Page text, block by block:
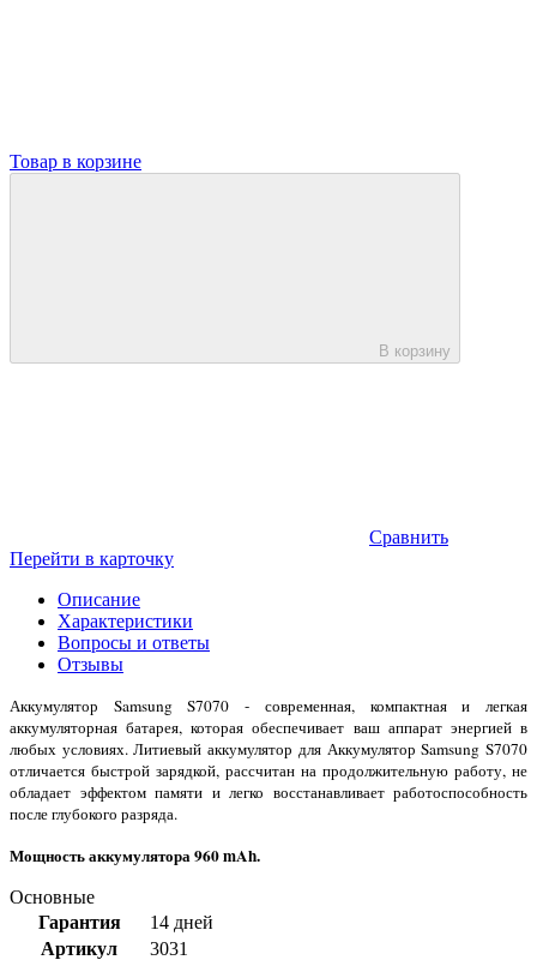
Товар в корзине
В корзину
Сравнить
Перейти в карточку
Описание
Характеристики
Вопросы и ответы
Отзывы
Аккумулятор Samsung S7070 - современная, компактная и легкая
аккумуляторная батарея, которая обеспечивает ваш аппарат энергией в
любых условиях. Литиевый аккумулятор для Аккумулятор Samsung S7070
отличается быстрой зарядкой, рассчитан на продолжительную работу, не
обладает эффектом памяти и легко восстанавливает работоспособность
после глубокого разряда.
Мощность аккумулятора 960 mAh.
Основные
Гарантия
14 дней
Артикул
3031